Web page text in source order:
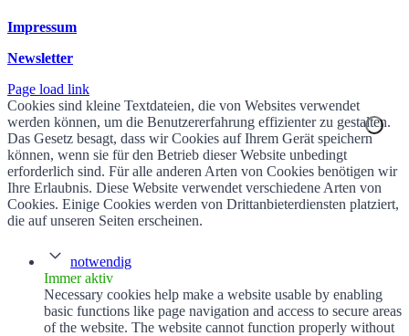
Impressum
Newsletter
Page load link
Cookies sind kleine Textdateien, die von Websites verwendet
werden können, um die Benutzererfahrung effizienter zu gestalten.
Das Gesetz besagt, dass wir Cookies auf Ihrem Gerät speichern
können, wenn sie für den Betrieb dieser Website unbedingt
erforderlich sind. Für alle anderen Arten von Cookies benötigen wir
Ihre Erlaubnis. Diese Website verwendet verschiedene Arten von
Cookies. Einige Cookies werden von Drittanbieterdiensten platziert,
die auf unseren Seiten erscheinen.
notwendig
Immer aktiv
Necessary cookies help make a website usable by enabling
basic functions like page navigation and access to secure areas
of the website. The website cannot function properly without